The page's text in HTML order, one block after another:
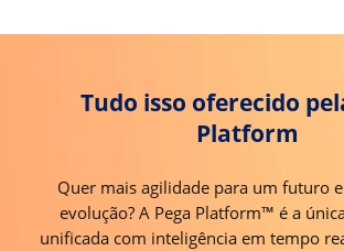
Tudo isso oferecido
Platform
Quer mais agilidade para um futuro
evolução? A Pega Platform™ é a
unificada com inteligência em tempo